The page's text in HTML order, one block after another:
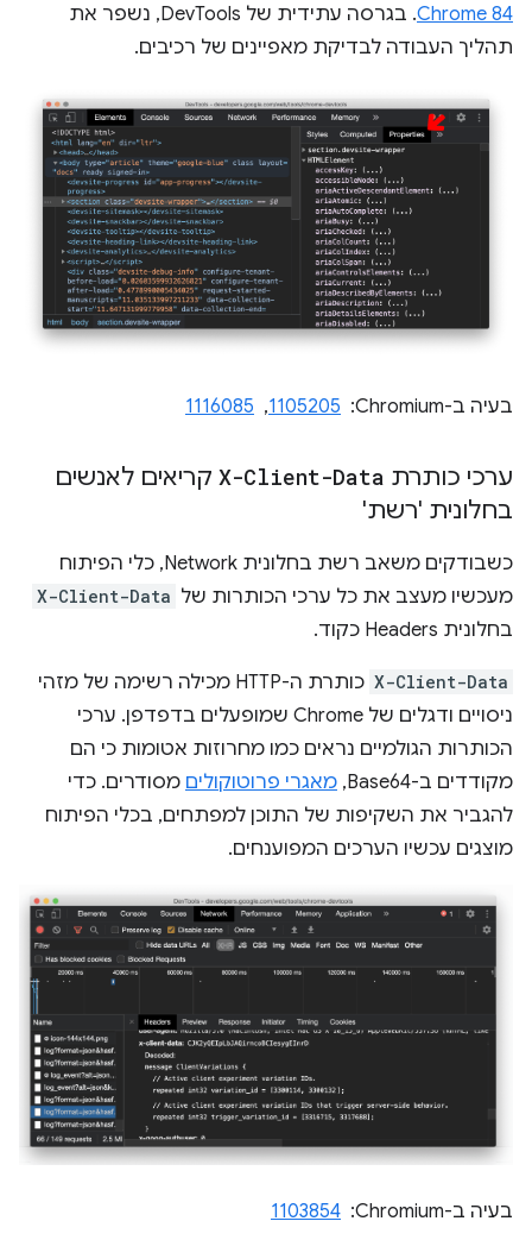
Chrome 84
. בגרסה עתידית של DevTools, נשפר את
תהליך העבודה לבדיקת מאפיינים של רכיבים.
בעיה ב-Chromium: ‏ 1105205
, ‏
1116085
ערכי כותרת X-Client-Data קריאים לאנשים
בחלונית 'רשת'
כשבודקים משאב רשת בחלונית Network, כלי הפיתוח
מעכשיו מעצב את כל ערכי הכותרות של X-Client-Data
בחלונית Headers כקוד.
X-Client-Data
כותרת ה-HTTP מכילה רשימה של מזהי
ניסויים ודגלים של Chrome שמופעלים בדפדפן. ערכי
הכותרות הגולמיים נראים כמו מחרוזות אטומות כי הם
מקודדים ב-Base64,
מאגרי פרוטוקולים מסודרים. כדי
להגביר את השקיפות של התוכן למפתחים, בכלי הפיתוח
מוצגים עכשיו הערכים המפוענחים.
בעיה ב-Chromium: ‏ 1103854